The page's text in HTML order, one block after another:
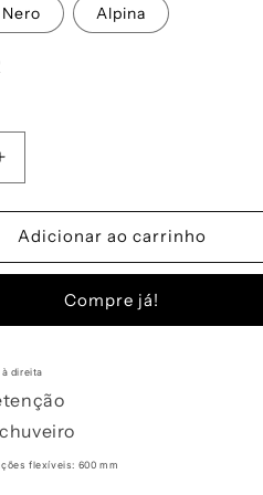
Nero Alpina
Aumentar
de
chuveiro
Adicionar ao carrinho
Compre já!
direita
flexíveis: 600 mm